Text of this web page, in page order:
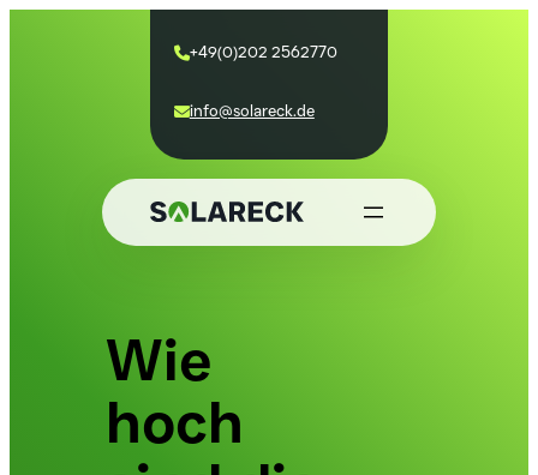
+49(0)202 2562770
info@solareck.de
Wie
hoch